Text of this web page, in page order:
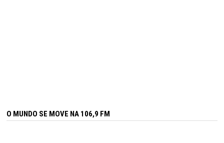
O MUNDO SE MOVE NA 106,9 FM